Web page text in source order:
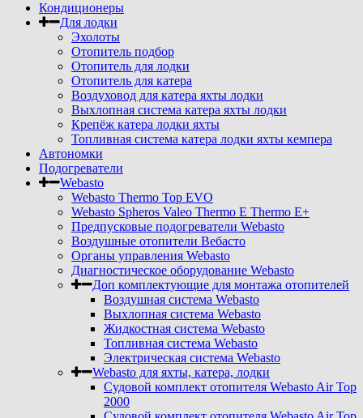
Кондиционеры
Для лодки
Эхолоты
Отопитель подбор
Отопитель для лодки
Отопитель для катера
Воздуховод для катера яхты лодки
Выхлопная система катера яхты лодки
Крепёж катера лодки яхты
Топливная система катера лодки яхты кемпера
Автономки
Подогреватели
Webasto
Webasto Thermo Top EVO
Webasto Spheros Valeo Thermo E Thermo E+
Предпусковые подогреватели Webasto
Воздушные отопители Вебасто
Органы управления Webasto
Диагностическое оборудование Webasto
Доп комплектующие для монтажа отопителей
Воздушная система Webasto
Выхлопная система Webasto
Жидкостная система Webasto
Топливная система Webasto
Электрическая система Webasto
Webasto для яхты, катера, лодки
Судовой комплект отопителя Webasto Air Top
2000